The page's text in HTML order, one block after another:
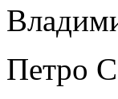
Петро